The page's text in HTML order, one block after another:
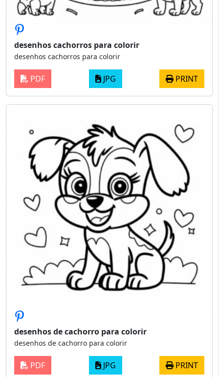
desenhos cachorros para colorir
desenhos cachorros para colorir
PDF JPG PRINT
desenhos de cachorro para colorir
desenhos de cachorro para colorir
PDF JPG PRINT